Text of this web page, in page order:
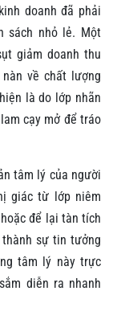
doanh đã phải
sách nhỏ lẻ. Một
giảm doanh thu
về chất lượng
là do lớp nhãn
cạy mở để tráo
tâm lý của người
giác từ lớp niêm
để lại tàn tích
sự tin tưởng
tâm lý này trực
diễn ra nhanh